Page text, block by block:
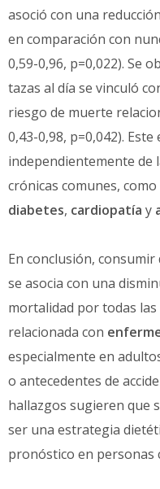
asoció con una
en comparación con
0,59-0,96, p=0,022). Se
tazas al día se vinculó
riesgo de muerte
0,43-0,98, p=0,042).
independientemente de
crónicas comunes, como
diabetes, cardiopatía y
En conclusión,
se asocia con una
mortalidad por todas las
relacionada con
especialmente en
o antecedentes de
hallazgos sugieren que
ser una estrategia
pronóstico en personas